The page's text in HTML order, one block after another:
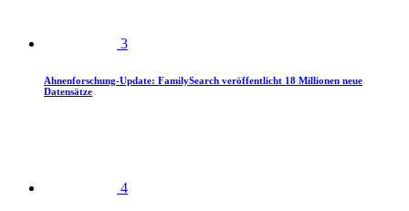
3
Ahnenforschung-Update: FamilySearch veröffentlicht 18 Millionen neue
Datensätze
4